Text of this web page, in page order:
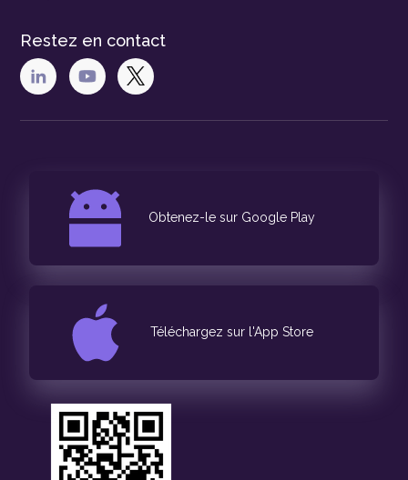
Restez en contact
Obtenez-le sur Google Play
Téléchargez sur l'App Store